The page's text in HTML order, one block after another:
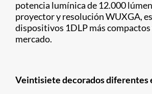
potencia lumínica de 12.000
proyector y resolución WUXGA,
dispositivos 1DLP más
mercado.
Veintisiete decorados diferentes